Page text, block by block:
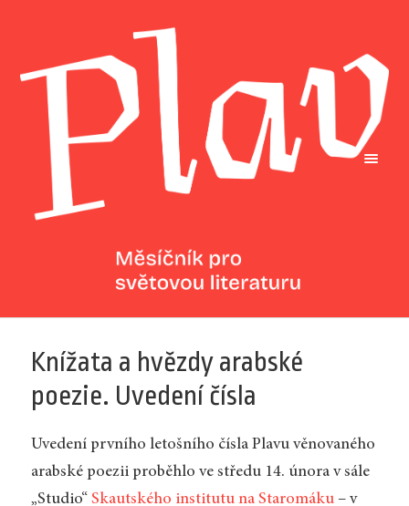
Knížata a hvězdy arabské
poezie. Uvedení čísla
Uvedení prvního letošního čísla Plavu věnovaného
arabské poezii proběhlo ve středu 14. února v sále
„Studio“ Skautského institutu na Staromáku–⁠⁠⁠ v